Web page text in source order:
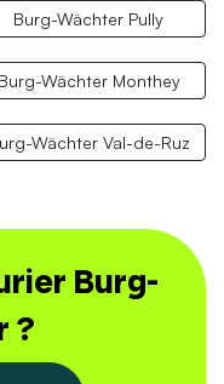
Burg-Wächter Pully
Burg-Wächter Monthey
Wächter Val-de-Ruz
Burg-
?